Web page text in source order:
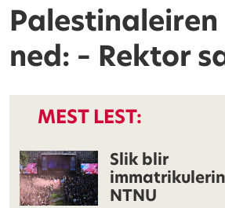
ned: – Rektor
MEST LEST:
Slik blir
NTNU